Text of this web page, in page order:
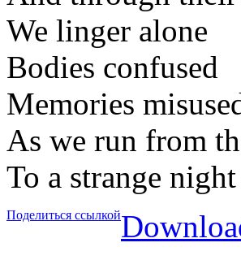
We linger alone
Bodies confused
Memories
As we run from
To a strange
Поделиться ссылкой